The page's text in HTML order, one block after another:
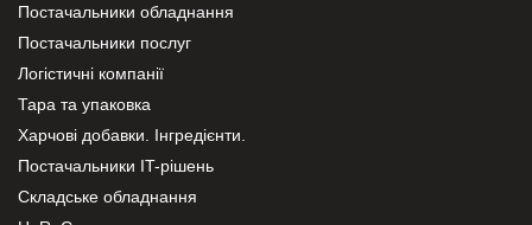
Постачальники обладнання
Постачальники послуг
Логістичні компанії
Тара та упаковка
Харчові добавки. Інгредієнти.
Постачальники IT-рішень
Складське обладнання